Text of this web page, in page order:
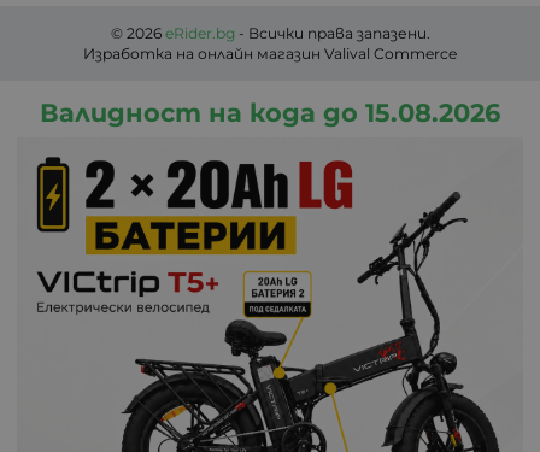
© 2026 eRider.bg - Всички права запазени.
Изработка на онлайн магазин Valival Commerce
Валидност на кода до 15.08.2026